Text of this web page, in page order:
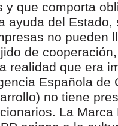
y que comporta
ayuda del Estado,
no pueden
de
realidad que era
Española de
no tiene
La Marca